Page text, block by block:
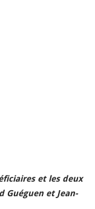
et les deux
Guéguen et Jean-